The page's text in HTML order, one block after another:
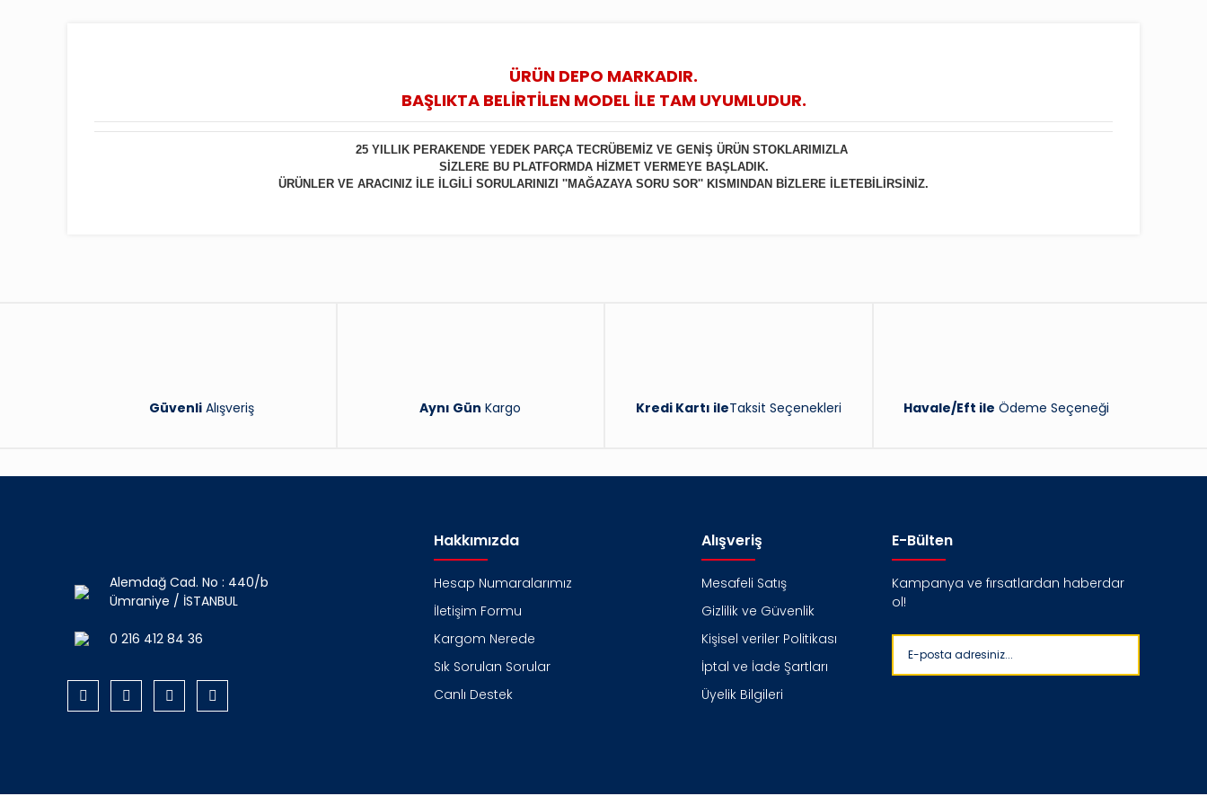
ÜRÜN DEPO MARKADIR.
BAŞLIKTA BELİRTİLEN MODEL İLE TAM UYUMLUDUR.
25 YILLIK PERAKENDE YEDEK PARÇA TECRÜBEMİZ VE GENİŞ ÜRÜN STOKLARIMIZLA
SİZLERE BU PLATFORMDA HİZMET VERMEYE BAŞLADIK.
ÜRÜNLER VE ARACINIZ İLE İLGİLİ SORULARINIZI ''MAĞAZAYA SORU SOR'' KISMINDAN BİZLERE İLETEBİLİRSİNİZ.
GüvenliAlışveriş Aynı Gün Kargo Kredi Kartı ileTaksit Seçenekleri Havale/Eft ile Ödeme Seçeneği
Alemdağ Cad. No : 440/b
Ümraniye / İSTANBUL
0 216 412 84 36
Hakkımızda
Hesap Numaralarımız
İletişim Formu
Kargom Nerede
Sık Sorulan Sorular
Canlı Destek
Alışveriş
Mesafeli Satış
Gizlilik ve Güvenlik
Kişisel veriler Politikası
İptal ve İade Şartları
Üyelik Bilgileri
E-Bülten
Kampanya ve fırsatlardan haberdar
ol!